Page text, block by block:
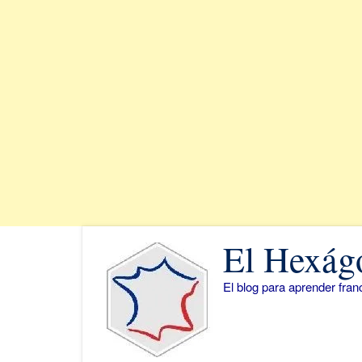
El
El blog para aprender